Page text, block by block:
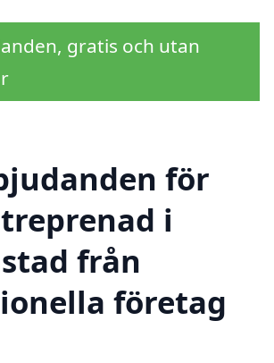
gratis och utan
för
i
från
företag